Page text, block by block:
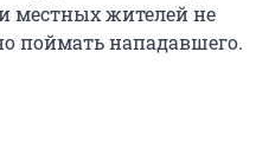
местных жителей не
поймать нападавшего.